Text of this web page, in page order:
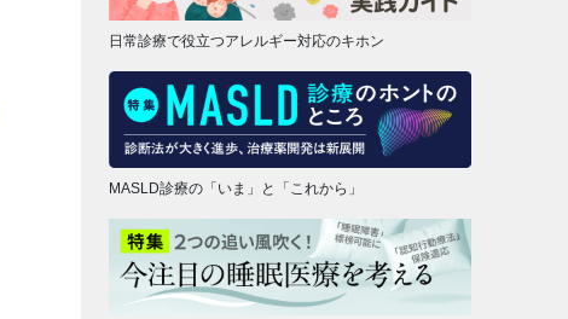
日常診療で役立つアレルギー対応のキホン
MASLD診療の「いま」と「これから」